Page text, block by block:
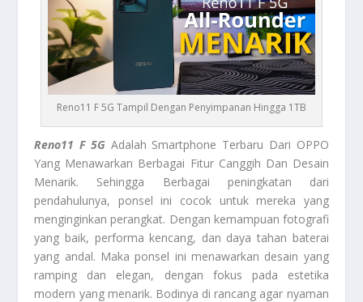
Reno11 F 5G Tampil Dengan Penyimpanan Hingga 1TB
Reno11 F 5GAdalah Smartphone Terbaru Dari OPPO
Yang Menawarkan Berbagai Fitur Canggih Dan Desain
Menarik. Sehingga Berbagai peningkatan dari
pendahulunya, ponsel ini cocok untuk mereka yang
menginginkan perangkat. Dengan kemampuan fotografi
yang baik, performa kencang, dan daya tahan baterai
yang andal. Maka ponsel ini menawarkan desain yang
ramping dan elegan, dengan fokus pada estetika
modern yang menarik. Bodinya di rancang agar nyaman